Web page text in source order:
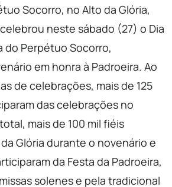
Socorro, no Alto da Glória,
neste sábado (27) o Dia
do Perpétuo Socorro,
em honra à Padroeira. Ao
de celebrações, mais de 125
das celebrações no
mais de 100 mil fiéis
Glória durante o novenário e
da Festa da Padroeira,
solenes e pela tradicional